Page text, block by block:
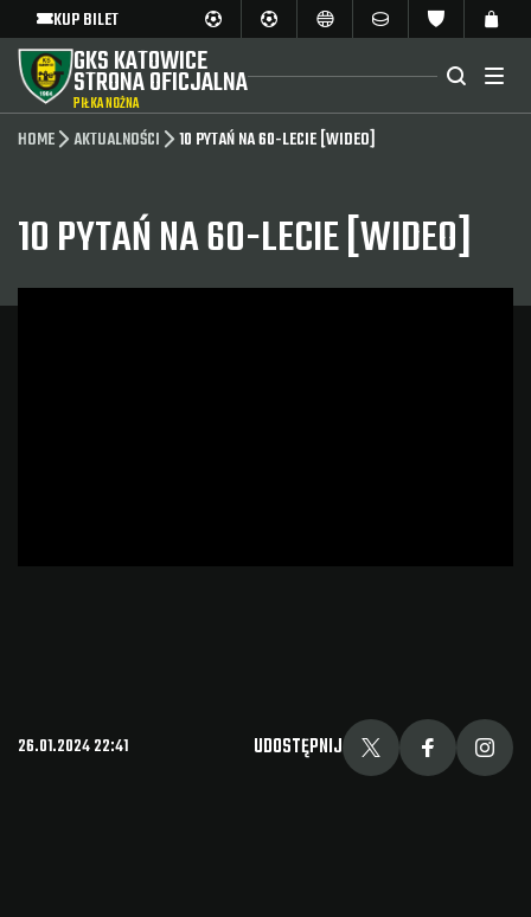
KUP BILET
GKS KATOWICE
STRONA OFICJALNA
PIŁKA NOŻNA
HOME AKTUALNOŚCI 10 PYTAŃ NA 60-LECIE [WIDEO]
10 PYTAŃ NA 60-LECIE [WIDEO]
26.01.2024 22:41 UDOSTĘPNIJ